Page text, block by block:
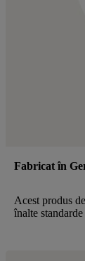
Fabricat în
Acest produs
înalte